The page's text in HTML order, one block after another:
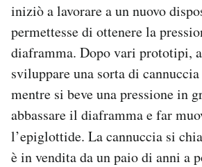
iniziò a lavorare a un nuovo
permettesse di ottenere la
diaframma. Dopo vari prototipi,
sviluppare una sorta di cannuccia
mentre si beve una pressione in
abbassare il diaframma e far
l’epiglottide. La cannuccia si
è in vendita da un paio di anni a